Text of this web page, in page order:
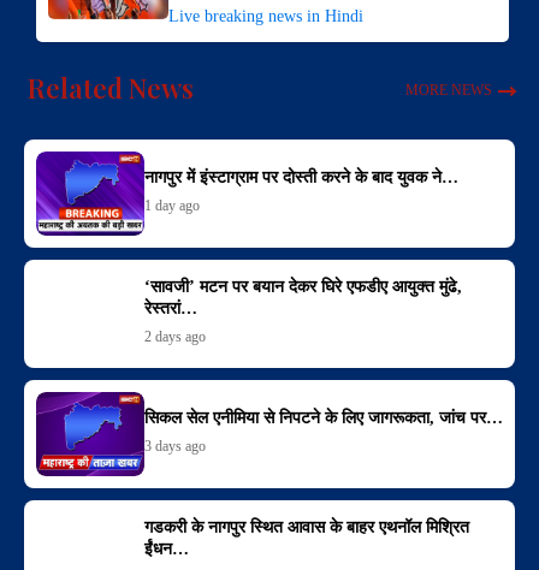
Live breaking news in Hindi
Related News MORE NEWS
नागपुर में इंस्टाग्राम पर दोस्ती करने के बाद युवक ने…
1 day ago
‘सावजी’ मटन पर बयान देकर घिरे एफडीए आयुक्त मुंढे,
रेस्तरां…
2 days ago
सिकल सेल एनीमिया से निपटने के लिए जागरूकता, जांच पर…
3 days ago
गडकरी के नागपुर स्थित आवास के बाहर एथनॉल मिश्रित
ईंधन…